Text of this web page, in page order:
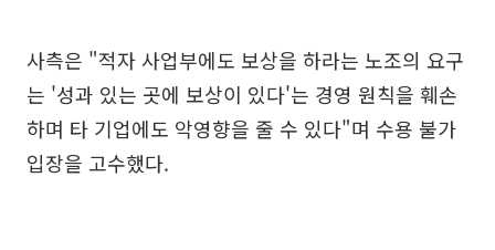
사측은 "적자 사업부에도 보상을 하라는 노조의 요구
는 '성과 있는 곳에 보상이 있다'는 경영 원칙을 훼손
하며 타 기업에도 악영향을 줄 수 있다"며 수용 불가
입장을 고수했다.